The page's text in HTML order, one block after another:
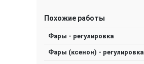
Похожие работы
Фары - регулировка
Фары (ксенон) - регулировка